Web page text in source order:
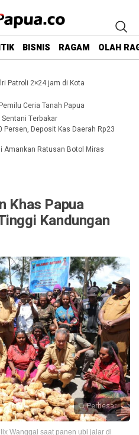
BISNIS RAGAM OLAH
Patroli 2×24 jam di Kota
Ceria Tanah Papua
Terbakar
Deposit Kas Daerah Rp23
Amankan Ratusan Botol Miras
Khas Papua
Kandungan
Perbesar
Wanggai saat panen ubi jalar di